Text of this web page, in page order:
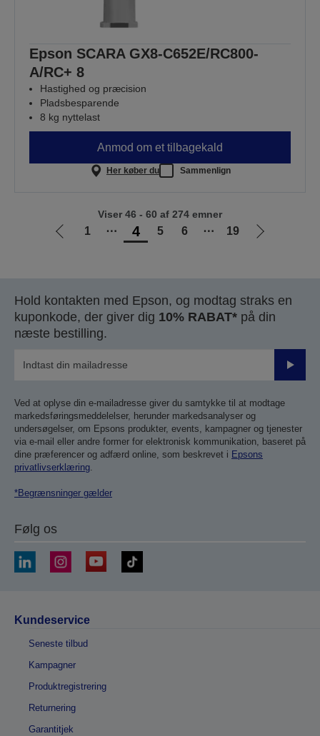
Epson SCARA GX8-C652E/RC800-
A/RC+ 8
Hastighed og præcision
Pladsbesparende
8 kg nyttelast
Anmod om et tilbagekald
Her køber du Sammenlign
Gå
1 ⋯ 4 5 6 ⋯ 19
Gå
Viser 46 - 60 af 274 emner
Hold kontakten med Epson, og modtag straks en
kuponkode, der giver dig 10% RABAT* på din
næste bestilling.
Send
Ved at oplyse din e-mailadresse giver du samtykke til at modtage
markedsføringsmeddelelser, herunder markedsanalyser og
undersøgelser, om Epsons produkter, events, kampagner og tjenester
via e-mail eller andre former for elektronisk kommunikation, baseret på
dine præferencer og adfærd online, som beskrevet i Epsons
privatlivserklæring.
*Begrænsninger gælder
Følg os
Kundeservice
Seneste tilbud
Kampagner
Produktregistrering
Returnering
Garantitjek